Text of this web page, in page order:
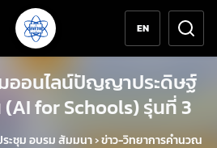
EN
ออนไลน์ปัญญาประดิษฐ์
(AI for Schools) รุ่นที่ 3
ระชุม อบรม สัมมนา›ข่าว-วิทยาการคำนวณ